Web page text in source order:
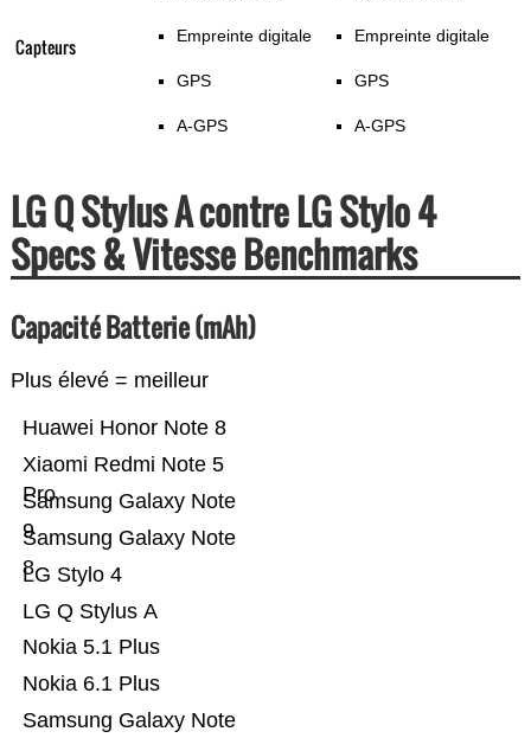
Capteurs Empreinte digitale
GPS
A-GPS
Empreinte digitale
GPS
A-GPS
LG Q Stylus A contre LG Stylo 4
Specs & Vitesse Benchmarks
Capacité Batterie (mAh)
Plus élevé = meilleur
Samsung Galaxy Note
Nokia 6.1 Plus
Nokia 5.1 Plus
LG Q Stylus A
LG Stylo 4
Samsung Galaxy Note
8
Samsung Galaxy Note
9
Xiaomi Redmi Note 5
Pro
Huawei Honor Note 8